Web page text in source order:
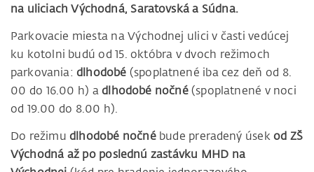
na uliciach Východná, Saratovská a Súdna.
Parkovacie miesta na Východnej ulici v časti vedúcej
ku kotolni budú od 15. októbra v dvoch režimoch
parkovania:dlhodobé (spoplatnené iba cez deň od 8.
00 do 16.00 h) adlhodobé nočné(spoplatnené v noci
od 19.00 do 8.00 h).
Do režimudlhodobé nočnébude preradený úsekod ZŠ
Východná až po poslednú zastávku MHD na